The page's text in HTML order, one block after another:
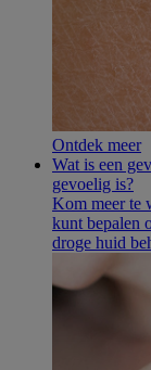
Ontdek meer
Wat is een
gevoelig is?
Kom meer te
kunt bepalen
droge huid